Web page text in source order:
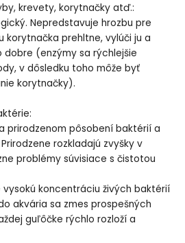
krevety, korytnačky atď.:
Nepredstavuje hrozbu pre
korytnačka prehltne, vylúči ju a
(enzýmy sa rýchlejšie
v dôsledku toho môže byť
korytnačky).
prirodzenom pôsobení baktérií a
rozkladajú zvyšky v
problémy súvisiace s čistotou
vysokú koncentráciu živých baktérií
akvária sa zmes prospešných
guľôčke rýchlo rozloží a